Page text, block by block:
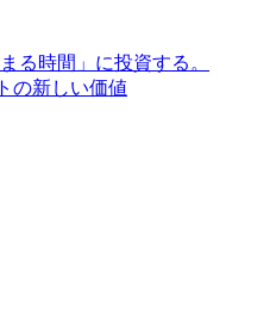
る時間」に投資する。
の新しい価値